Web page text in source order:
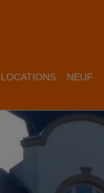
LOCATIONS NEUF